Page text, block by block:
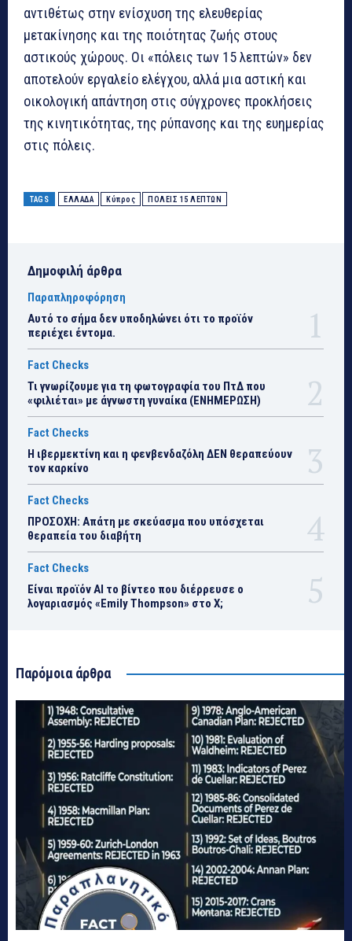
αντιθέτως στην ενίσχυση της ελευθερίας
μετακίνησης και της ποιότητας ζωής στους
αστικούς χώρους. Οι «πόλεις των 15 λεπτών» δεν
αποτελούν εργαλείο ελέγχου, αλλά μια αστική και
οικολογική απάντηση στις σύγχρονες προκλήσεις
της κινητικότητας, της ρύπανσης και της ευημερίας
στις πόλεις.
TAGS ΕΛΛΑΔΑ Κύπρος ΠΟΛΕΙΣ 15 ΛΕΠΤΩΝ
Δημοφιλή άρθρα
Παραπληροφόρηση
Αυτό το σήμα δεν υποδηλώνει ότι το προϊόν
περιέχει έντομα.
Fact Checks
Τι γνωρίζουμε για τη φωτογραφία του ΠτΔ που
«φιλιέται» με άγνωστη γυναίκα (ΕΝΗΜΕΡΩΣΗ)
Fact Checks
Η ιβερμεκτίνη και η φενβενδαζόλη ΔΕΝ θεραπεύουν
τον καρκίνο
Fact Checks
ΠΡΟΣΟΧΗ: Απάτη με σκεύασμα που υπόσχεται
θεραπεία του διαβήτη
Fact Checks
Είναι προϊόν ΑΙ το βίντεο που διέρρευσε ο
λογαριασμός «Emily Thompson» στο Χ;
Παρόμοια άρθρα